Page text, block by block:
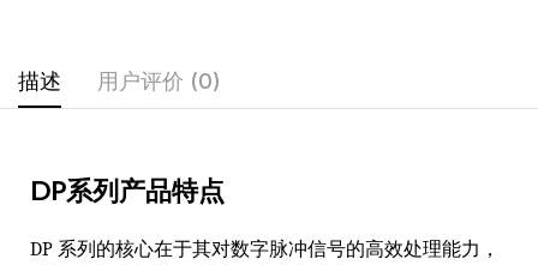
描述 用户评价 (0)
DP系列产品特点
DP 系列的核心在于其对数字脉冲信号的高效处理能力，